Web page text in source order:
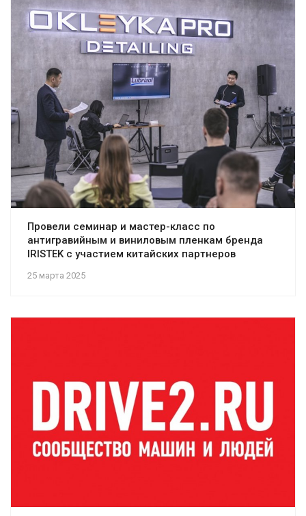
25 марта 2025
Провели семинар и мастер-класс по
антигравийным и виниловым пленкам бренда
IRISTEK с участием китайских партнеров